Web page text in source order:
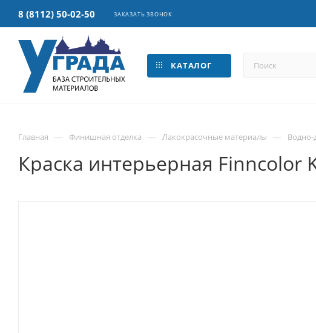
8 (8112) 50-02-50 ЗАКАЗАТЬ ЗВОНОК
КАТАЛОГ
Главная — Финишная отделка — Лакокрасочные материалы — Водно-
Краска интерьерная Finncolor